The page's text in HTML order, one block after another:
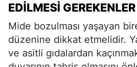
EDILMESI GEREKENLER
Mide bozulması yaşayan
düzenine dikkat etmelidir.
ve asitli gıdalardan